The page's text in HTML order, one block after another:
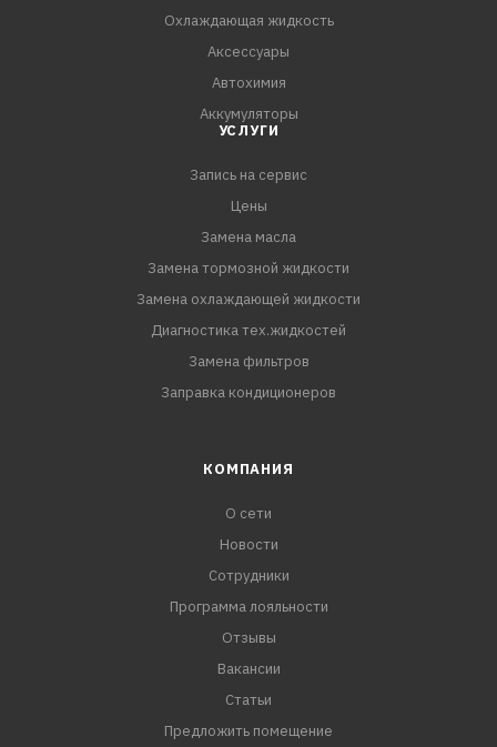
- Удаляет отложения в каналах и на поверхности
- Восстанавливает факел распыла форс
Охлаждающая жидкость
Аксессуары
Автохимия
Аккумуляторы
УСЛУГИ
Запись на сервис
Цены
Замена масла
Замена тормозной жидкости
Замена охлаждающей жидкости
Диагностика тех.жидкостей
Замена фильтров
Заправка кондиционеров
КОМПАНИЯ
О сети
Новости
Сотрудники
Программа лояльности
Отзывы
Вакансии
Статьи
Предложить помещение